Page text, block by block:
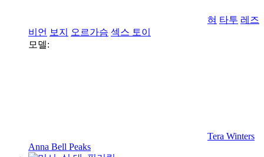
혀 타투 레즈
비언 보지 오르가슴 섹스 토이
모델:
Tera Winters
Anna Bell Peaks